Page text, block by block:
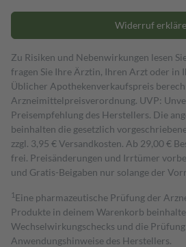
Widerruf
Zu Risiken und Nebenwirkungen lesen
fragen Sie Ihre Ärztin, Ihren Arzt oder in
Üblicher Apothekenverkaufspreis
Arzneimittelpreisverordnung. UVP:
Preisempfehlung des Herstellers. Die
beinhalten die gesetzlich
zzgl. 3,95 € Versandkosten. Ab 29,00 €
frei. Preisänderungen und Irrtümer
und Gratis-Beigaben nur solange der
1 Eine pharmazeutische Prüfung der
Produkte in deinem Warenkorb
Wechselwirkungschecks und die
Anwendungshinweise des Herstellers.